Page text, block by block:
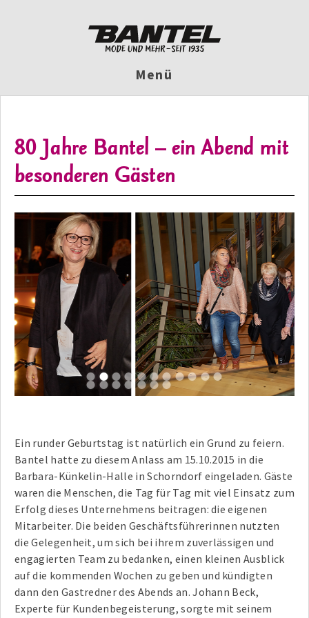
Menü
80 Jahre Bantel – ein Abend mit
besonderen Gästen
1 2 3 4 5 6 7 8 9 1011
12 131415161718
Ein runder Geburtstag ist natürlich ein Grund zu feiern.
Bantel hatte zu diesem Anlass am 15.10.2015 in die
Barbara-Künkelin-Halle in Schorndorf eingeladen. Gäste
waren die Menschen, die Tag für Tag mit viel Einsatz zum
Erfolg dieses Unternehmens beitragen: die eigenen
Mitarbeiter. Die beiden Geschäftsführerinnen nutzten
die Gelegenheit, um sich bei ihrem zuverlässigen und
engagierten Team zu bedanken, einen kleinen Ausblick
auf die kommenden Wochen zu geben und kündigten
dann den Gastredner des Abends an. Johann Beck,
Experte für Kundenbegeisterung, sorgte mit seinem